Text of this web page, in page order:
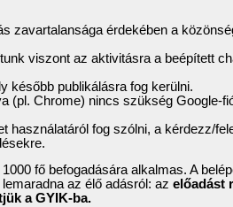
zavartalansága érdekében a
viszont az aktivitásra a beépített
később publikálásra fog kerülni.
(pl. Chrome) nincs szükség Google-
használatáról fog szólni, a kérdezz/
fő befogadására alkalmas. A
az élő adásról: az előadást
a GYIK-ba.